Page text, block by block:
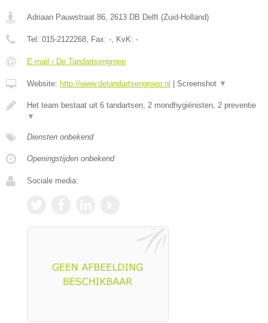
Adriaan Pauwstraat 86, 2613 DB Delft (Zuid-Holland)
Tel: 015-2122268, Fax: -, KvK: -
E-mail › De Tandartsengroep
Website: http://www.detandartsengroep.nl Screenshot ▼
Het team bestaat uit 6 tandartsen, 2 mondhygiënisten, 2 preventie
▼
Diensten onbekend
Openingstijden onbekend
Sociale media: